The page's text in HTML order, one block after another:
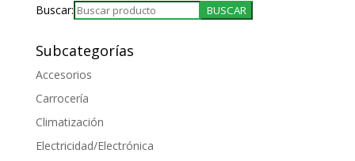
Buscar:
Subcategorías
Accesorios
Carrocería
Climatización
Electricidad/Electrónica